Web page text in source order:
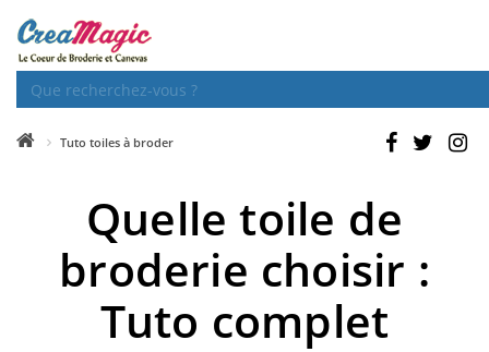
Tuto toiles à broder
Quelle toile de
broderie choisir :
Tuto complet